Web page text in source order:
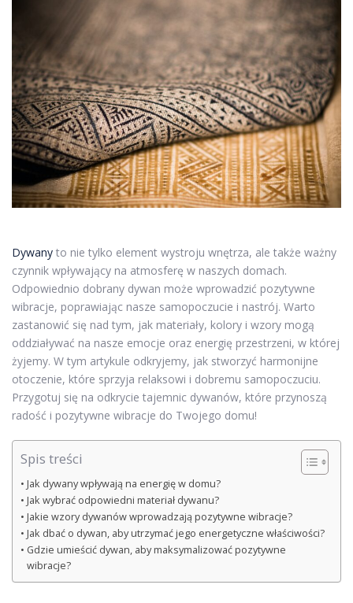
Dywany to nie tylko element wystroju wnętrza, ale także ważny
czynnik wpływający na atmosferę w naszych domach.
Odpowiednio dobrany dywan może wprowadzić pozytywne
wibracje, poprawiając nasze samopoczucie i nastrój. Warto
zastanowić się nad tym, jak materiały, kolory i wzory mogą
oddziaływać na nasze emocje oraz energię przestrzeni, w której
żyjemy. W tym artykule odkryjemy, jak stworzyć harmonijne
otoczenie, które sprzyja relaksowi i dobremu samopoczuciu.
Przygotuj się na odkrycie tajemnic dywanów, które przynoszą
radość i pozytywne wibracje do Twojego domu!
Spis treści
Jak dywany wpływają na energię w domu?
Jak wybrać odpowiedni materiał dywanu?
Jakie wzory dywanów wprowadzają pozytywne wibracje?
Jak dbać o dywan, aby utrzymać jego energetyczne właściwości?
Gdzie umieścić dywan, aby maksymalizować pozytywne
wibracje?